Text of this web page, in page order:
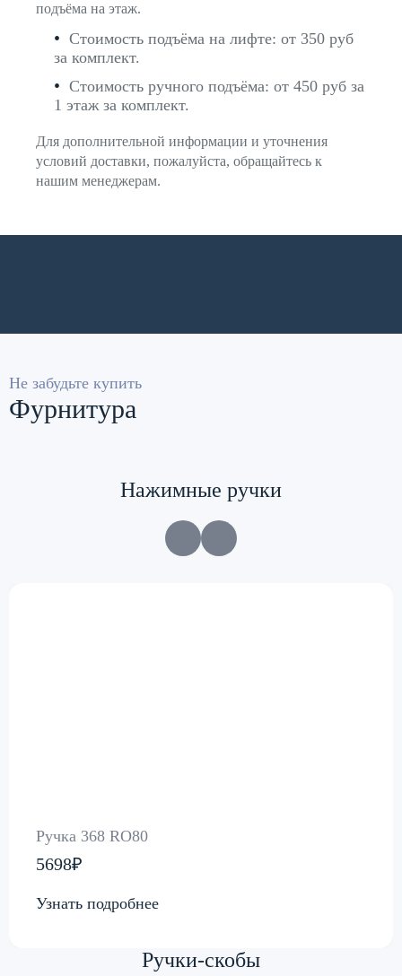
подъёма на этаж.
Стоимость подъёма на лифте: от 350 руб
за комплект.
Стоимость ручного подъёма: от 450 руб за
1 этаж за комплект.
Для дополнительной информации и уточнения
условий доставки, пожалуйста, обращайтесь к
нашим менеджерам.
Не забудьте купить
Фурнитура
Нажимные ручки
Ручка 368 RO80
5698₽
Узнать подробнее
Ручки-скобы